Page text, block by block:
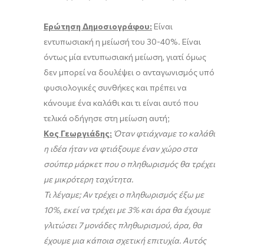
Ερώτηση Δημοσιογράφου: Είναι
εντυπωσιακή η μείωσή του 30-40%. Είναι
όντως μία εντυπωσιακή μείωση, γιατί όμως
δεν μπορεί να δουλέψει ο ανταγωνισμός υπό
φυσιολογικές συνθήκες και πρέπει να
κάνουμε ένα καλάθι και τι είναι αυτό που
τελικά οδήγησε στη μείωση αυτή;
Κος Γεωργιάδης: Όταν φτιάχναμε το καλάθι
η ιδέα ήταν να φτιάξουμε έναν χώρο στα
σούπερ μάρκετ που ο πληθωρισμός θα τρέχει
με μικρότερη ταχύτητα.
Τι λέγαμε; Αν τρέχει ο πληθωρισμός έξω με
10%, εκεί να τρέχει με 3% και άρα θα έχουμε
γλιτώσει 7 μονάδες πληθωρισμού, άρα, θα
έχουμε μια κάποια σχετική επιτυχία. Αυτός